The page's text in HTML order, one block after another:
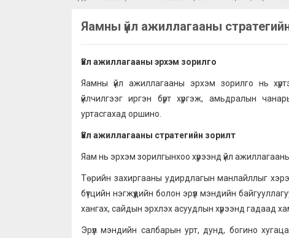
Яамны үйл ажиллагааны
Үйл ажиллагааны эрхэм зорилго
Яамны үйл ажиллагааны эрхэм зорилго нь
үйлчилгээг иргэн бүрт хүргэж, амьдралын
уртасгахад оршино.
Үйл ажиллагааны стратегийн зорилт
Яам нь эрхэм зорилгынхоо хүрээнд үйл
Төрийн захиргааны удирдлагын манлайллыг
бүтцийн нэгжүүдийн болон эрүүл мэндийн
хангах, сайдын эрхлэх асуудлын хүрээнд гадаад
Эрүүл мэндийн салбарын урт, дунд, богино